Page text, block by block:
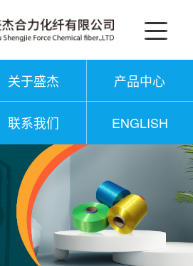
关于盛杰 产品中心
联系我们 ENGLISH